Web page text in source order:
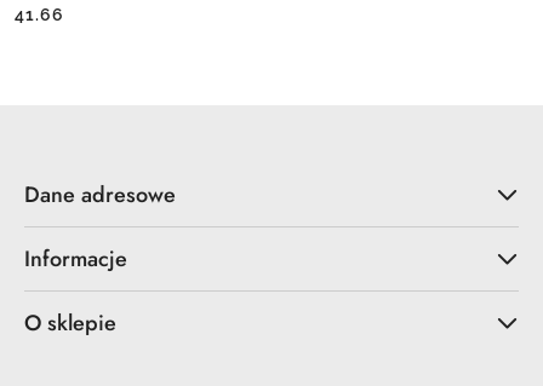
Cena:
Cena:
41.66
Dane adresowe
Informacje
O sklepie